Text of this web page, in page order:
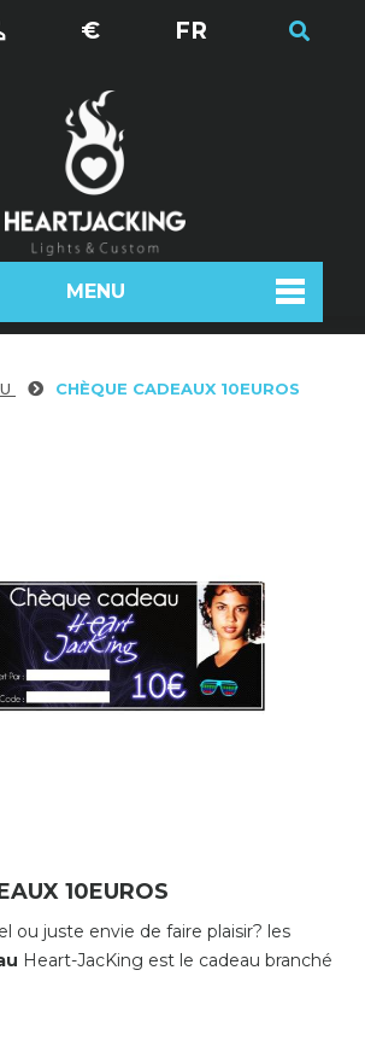
€ FR
MENU
CHÈQUE CADEAUX 10EUROS
10EUROS
ou juste envie de faire plaisir? les
Heart-JacKing est le cadeau branché